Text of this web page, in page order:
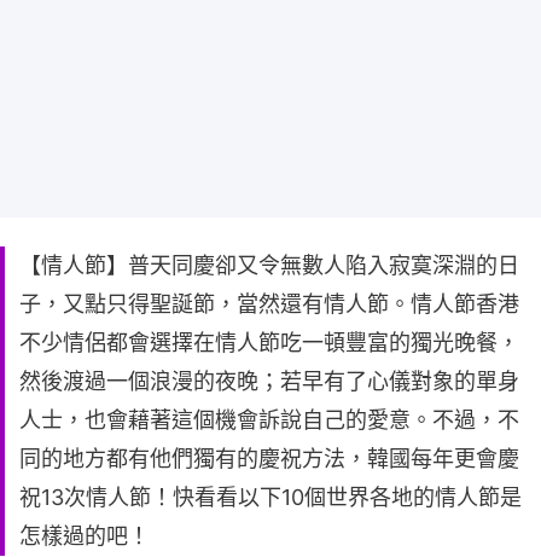
【情人節】普天同慶卻又令無數人陷入寂寞深淵的日
子，又點只得聖誕節，當然還有情人節。情人節香港
不少情侶都會選擇在情人節吃一頓豐富的獨光晚餐，
然後渡過一個浪漫的夜晚；若早有了心儀對象的單身
人士，也會藉著這個機會訴說自己的愛意。不過，不
同的地方都有他們獨有的慶祝方法，韓國每年更會慶
祝13次情人節！快看看以下10個世界各地的情人節是
怎樣過的吧！